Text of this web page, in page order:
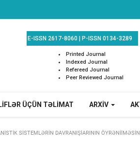
Printed Journal
Indexed Journal
Refereed Journal
Peer Reviewed Journal
E-ISSN 2617-8060 P-ISSN 0134-3289
ÜÇÜN TƏLİMAT ARXİV
SİSTEMLƏRİN DAVRANIŞlARININ